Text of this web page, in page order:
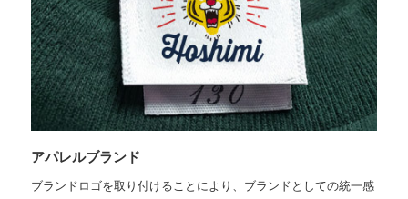
アパレルブランド
ブランドロゴを取り付けることにより、ブランドとしての統一感